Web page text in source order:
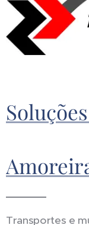
Transportes e